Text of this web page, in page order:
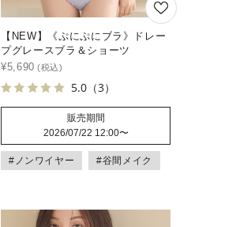
【NEW】《ぷにぷにブラ》ドレー
プグレースブラ＆ショーツ
¥5,690
5.0 （3）
販売期間
2026/07/22 12:00〜
#ノンワイヤー #谷間メイク